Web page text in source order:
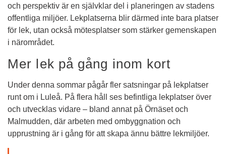
och perspektiv är en självklar del i planeringen av stadens
offentliga miljöer. Lekplatserna blir därmed inte bara platser
för lek, utan också mötesplatser som stärker gemenskapen
i närområdet.
Mer lek på gång inom kort
Under denna sommar pågår fler satsningar på lekplatser
runt om i Luleå. På flera håll ses befintliga lekplatser över
och utvecklas vidare – bland annat på Örnäset och
Malmudden, där arbeten med ombyggnation och
upprustning är i gång för att skapa ännu bättre lekmiljöer.